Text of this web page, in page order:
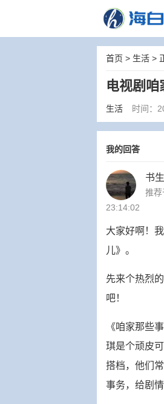
首页 > 生活 >
电视剧咱
生活 时间：
我的回答
书
推
23:14:02
大家好啊！
儿》。
先来个热烈
吧！
《咱家那些
琪是个顽皮
搭档，他们
事务，给剧